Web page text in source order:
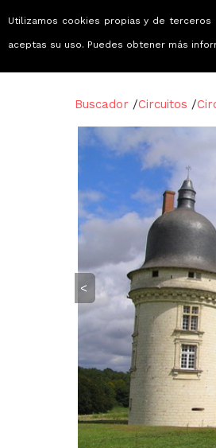
Buscador /Circuitos /
<
Utilizamos cookies propias y de terceros
aceptas su uso. Puedes obtener más